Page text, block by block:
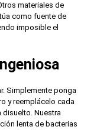
materiales de
como fuente de
imposible el
Simplemente ponga
y reemplácelo cada
disuelto. Nuestra
lenta de bacterias